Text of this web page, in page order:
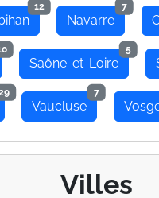
12
Navarre
7
Saône-et-Loire
5
Vaucluse
7
Villes